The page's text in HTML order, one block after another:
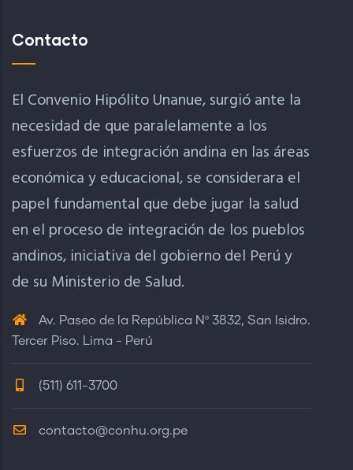
Contacto
El Convenio Hipólito Unanue, surgió ante la
necesidad de que paralelamente a los
esfuerzos de integración andina en las áreas
económica y educacional, se considerara el
papel fundamental que debe jugar la salud
en el proceso de integración de los pueblos
andinos, iniciativa del gobierno del Perú y
de su Ministerio de Salud.
Av. Paseo de la República Nº 3832, San Isidro.
Tercer Piso. Lima - Perú
(511) 611-3700
contacto@conhu.org.pe